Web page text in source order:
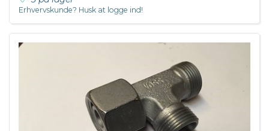
Erhvervskunde? Husk at logge ind!